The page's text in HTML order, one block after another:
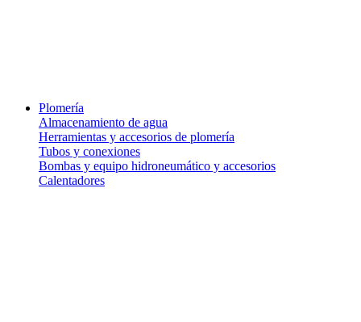
Plomería
Almacenamiento de agua
Herramientas y accesorios de plomería
Tubos y conexiones
Bombas y equipo hidroneumático y accesorios
Calentadores